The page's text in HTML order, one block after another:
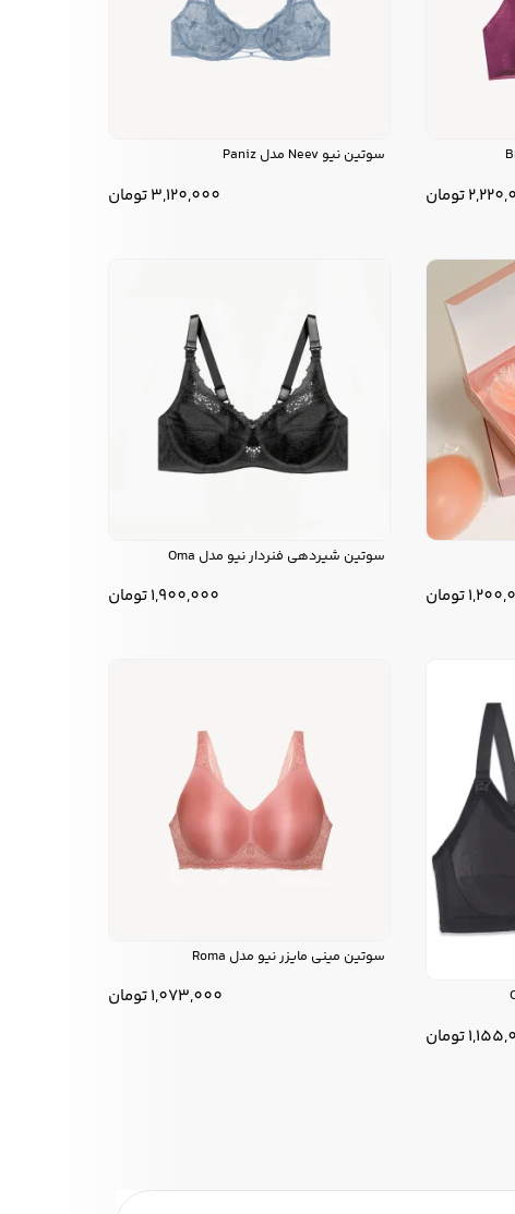
تومان
سوتین نیو Neev مدل Paniz
3,120,000تومان
تومان
سوتین شیردهی فنردار نیو مدل Oma
1,900,000تومان
تومان
سوتین مینی مایزر نیو مدل Roma
1,073,000تومان